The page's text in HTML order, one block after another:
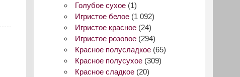
Голубое сухое (1)
Игристое белое (1 092)
Игристое красное (24)
Игристое розовое (294)
Красное полусладкое (65)
Красное полусухое (309)
Красное сладкое (20)